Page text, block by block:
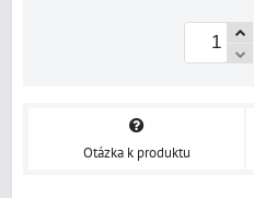
Otázka k produktu